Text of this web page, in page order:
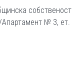
собственост
№ 3, ет.